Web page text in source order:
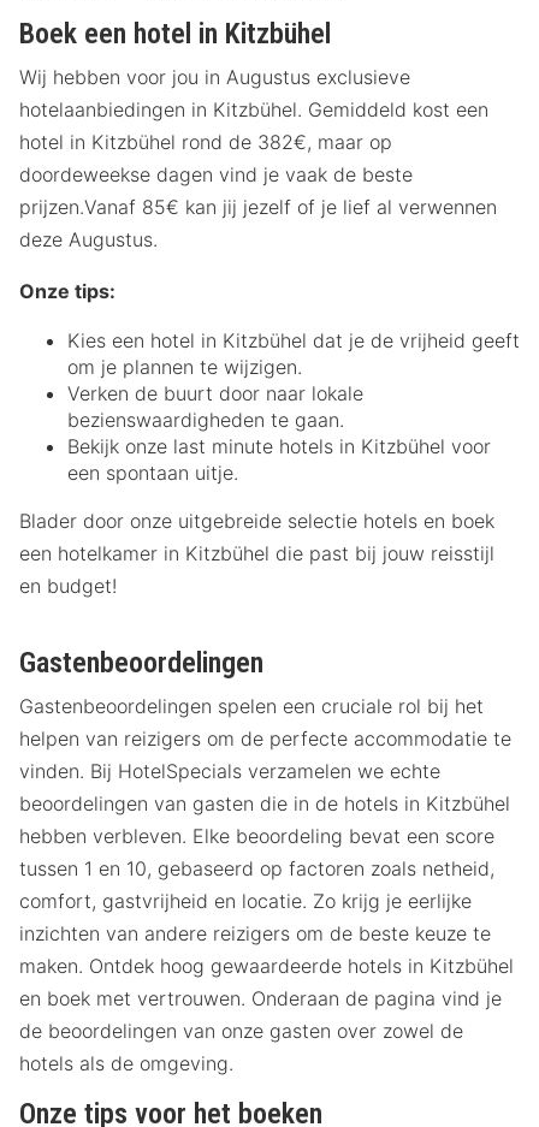
Boek een hotel in Kitzbühel
Wij hebben voor jou in Augustus exclusieve
hotelaanbiedingen in Kitzbühel. Gemiddeld kost een
hotel in Kitzbühel rond de 382€, maar op
doordeweekse dagen vind je vaak de beste
prijzen.Vanaf 85€ kan jij jezelf of je lief al verwennen
deze Augustus.
Onze tips:
Kies een hotel in Kitzbühel dat je de vrijheid geeft
om je plannen te wijzigen.
Verken de buurt door naar lokale
bezienswaardigheden te gaan.
Bekijk onze last minute hotels in Kitzbühel voor
een spontaan uitje.
Blader door onze uitgebreide selectie hotels en boek
een hotelkamer in Kitzbühel die past bij jouw reisstijl
en budget!
Gastenbeoordelingen
Gastenbeoordelingen spelen een cruciale rol bij het
helpen van reizigers om de perfecte accommodatie te
vinden. Bij HotelSpecials verzamelen we echte
beoordelingen van gasten die in de hotels in Kitzbühel
hebben verbleven. Elke beoordeling bevat een score
tussen 1 en 10, gebaseerd op factoren zoals netheid,
comfort, gastvrijheid en locatie. Zo krijg je eerlijke
inzichten van andere reizigers om de beste keuze te
maken. Ontdek hoog gewaardeerde hotels in Kitzbühel
en boek met vertrouwen. Onderaan de pagina vind je
de beoordelingen van onze gasten over zowel de
hotels als de omgeving.
Onze tips voor het boeken